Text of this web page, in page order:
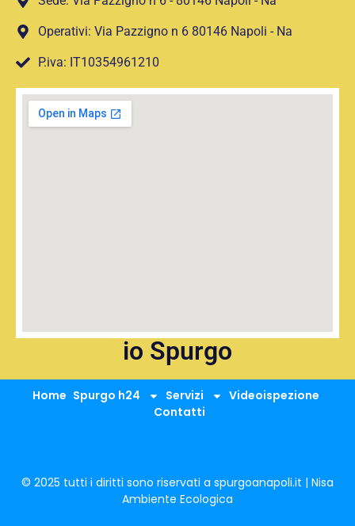
Operativi: Via Pazzigno n 6 80146 Napoli - Na
P.iva: IT10354961210
io Spurgo
Home Spurgo h24 Servizi
Videoispezione
Contatti
© 2025 tutti i diritti sono riservati a spurgoanapoli.it | Nisa
Ambiente Ecologica